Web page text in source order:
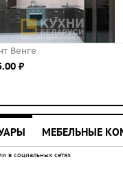
Кухня САКУРА-2, правая -
18900.00 ⃏
МЕБЕЛЬНЫЕ
в социальных сетях